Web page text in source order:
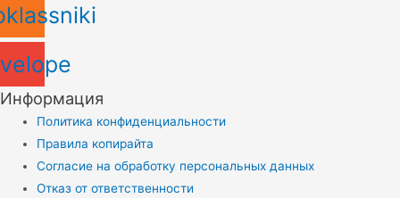
Информация
Политика конфиденциальности
Правила копирайта
Согласие на обработку персональных данных
Отказ от ответственности